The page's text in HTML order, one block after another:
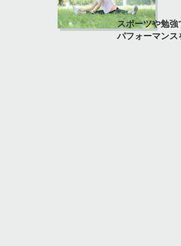
スポーツや勉強
パフォーマンス